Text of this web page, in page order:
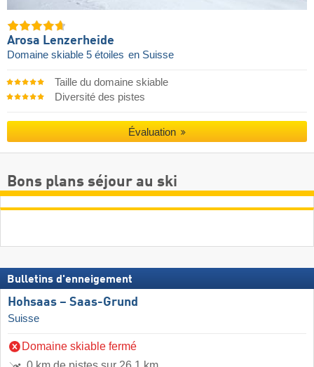
Arosa Lenzerheide
Domaine skiable 5 étoiles en Suisse
Taille du domaine skiable
Diversité des pistes
Évaluation
Bons plans séjour au ski
Bulletins d'enneigement
Hohsaas – Saas-Grund
Suisse
Domaine skiable fermé